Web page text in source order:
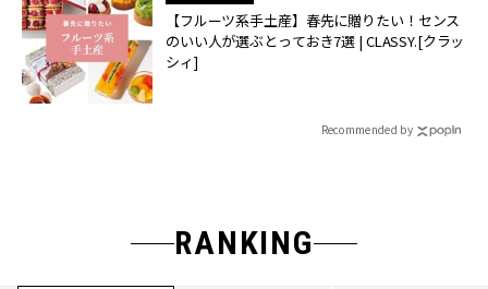
【フルーツ系手土産】春先に贈りたい！センス
のいい人が選ぶとっておき7選 | CLASSY.[クラッ
シィ]
Recommended by
RANKING